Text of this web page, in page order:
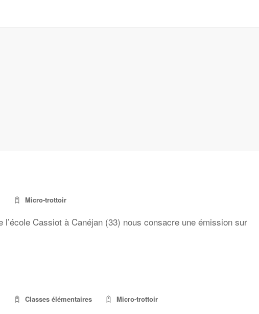
Micro-trottoir
l’école Cassiot à Canéjan (33) nous consacre une émission sur
Classes élémentaires Micro-trottoir